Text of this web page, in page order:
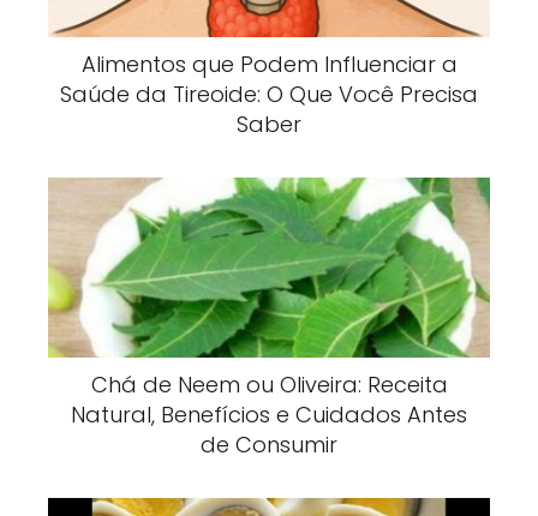
Alimentos que Podem Influenciar a
Saúde da Tireoide: O Que Você Precisa
Saber
Chá de Neem ou Oliveira: Receita
Natural, Benefícios e Cuidados Antes
de Consumir